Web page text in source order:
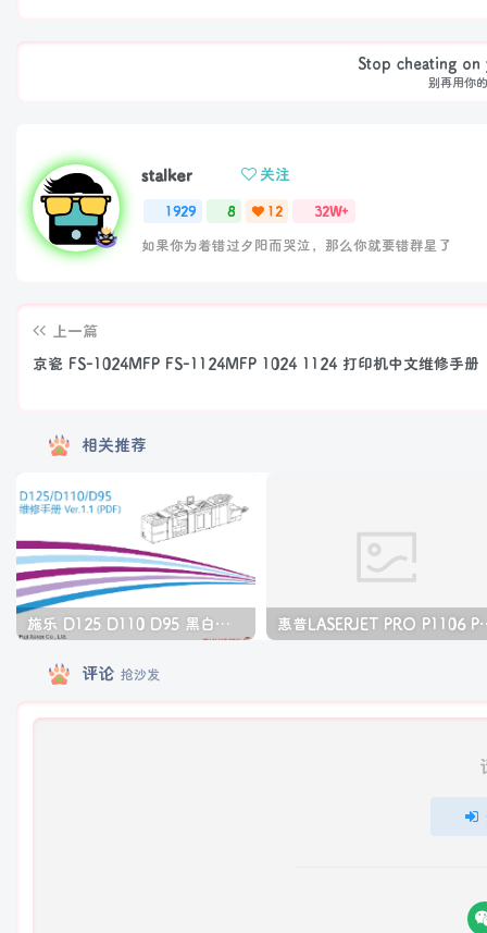
Stop cheating
别再用你
stalker 关注
1929 8 12
32W+
如果你为着错过夕阳而哭泣，那么你就要错群星了
上一篇
京瓷 FS-1024MFP FS-1124MFP 1024 1124 打印机中文维修手册
相关推荐
施乐 D125 D110 D95 黑白生产型高速复印机中文维修手册 惠普
评论 抢沙发